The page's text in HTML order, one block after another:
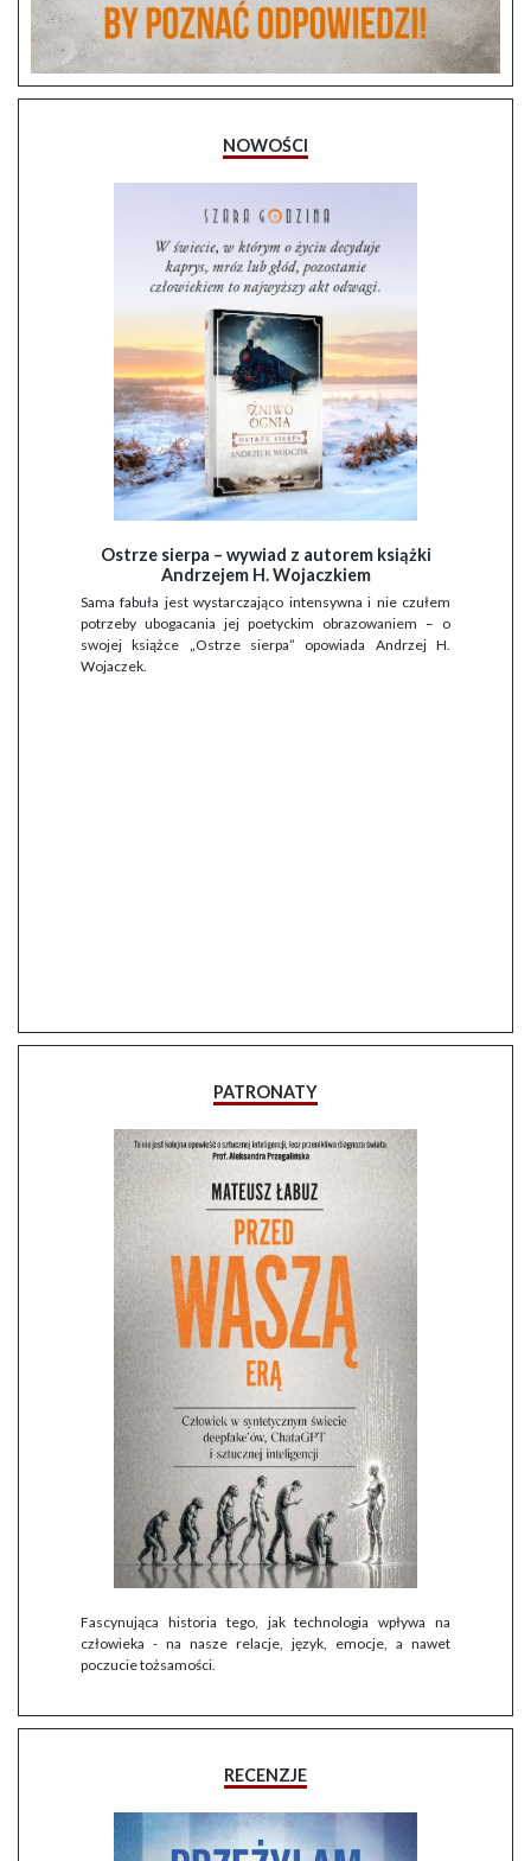
NOWOŚCI
Ostrze sierpa – wywiad z autorem książki
Andrzejem H. Wojaczkiem
Sama fabuła jest wystarczająco intensywna i nie czułem
potrzeby ubogacania jej poetyckim obrazowaniem – o
swojej książce „Ostrze sierpa” opowiada Andrzej H.
Wojaczek.
PATRONATY
Fascynująca historia tego, jak technologia wpływa na
człowieka - na nasze relacje, język, emocje, a nawet
poczucie tożsamości.
RECENZJE